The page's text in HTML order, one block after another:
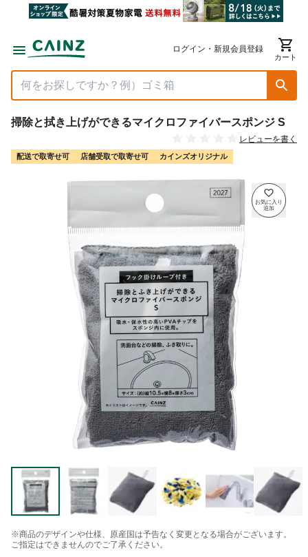
ログイン・新規会員登録
カート
掃除と拭き上げができるマイクロファイバースポンジ S
レビューを書く
配送で取寄せ可 店舗受取で取寄せ可 カインズオリジナル
※商品のデザインや仕様、原産国は予告なく変更となる場合がございます。
ご指定はできませんのでご了承ください。